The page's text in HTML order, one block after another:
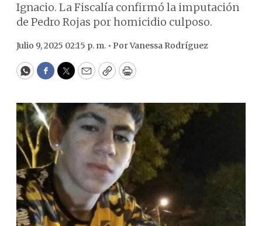
Ignacio. La Fiscalía confirmó la imputación
de Pedro Rojas por homicidio culposo.
Julio 9, 2025 02:15 p. m. • PorVanessa Rodríguez
WhatsApp
Facebook
Twitter
EmailCopyPrint